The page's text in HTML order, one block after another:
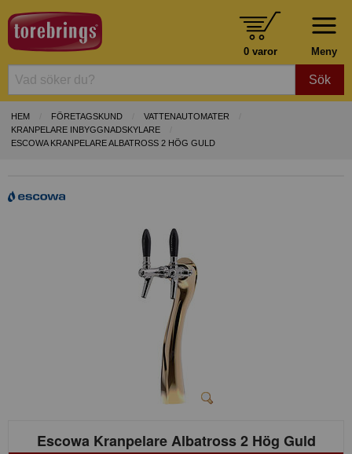
Meny
0 varor
Sök
HEM FÖRETAGSKUND
VATTENAUTOMATER
KRANPELARE INBYGGNADSKYLARE
ESCOWA KRANPELARE ALBATROSS 2 HÖG GULD
Escowa Kranpelare Albatross 2 Hög Guld